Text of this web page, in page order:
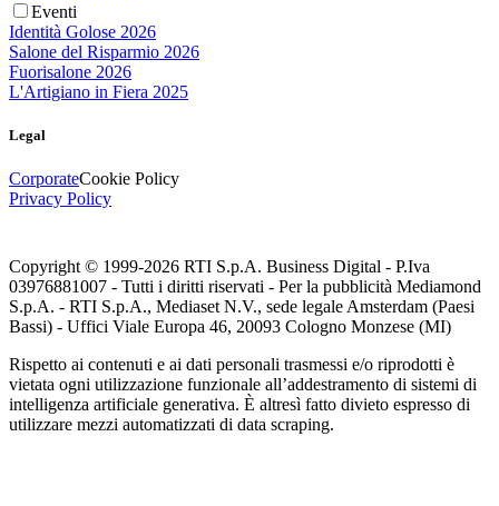
Eventi
Identità Golose 2026
Salone del Risparmio 2026
Fuorisalone 2026
L'Artigiano in Fiera 2025
Legal
CorporateCookie Policy
Privacy Policy
Copyright © 1999-2026 RTI S.p.A. Business Digital - P.Iva
03976881007 - Tutti i diritti riservati - Per la pubblicità Mediamond
S.p.A. - RTI S.p.A., Mediaset N.V., sede legale Amsterdam (Paesi
Bassi) - Uffici Viale Europa 46, 20093 Cologno Monzese (MI)
Rispetto ai contenuti e ai dati personali trasmessi e/o riprodotti è
vietata ogni utilizzazione funzionale all’addestramento di sistemi di
intelligenza artificiale generativa. È altresì fatto divieto espresso di
utilizzare mezzi automatizzati di data scraping.